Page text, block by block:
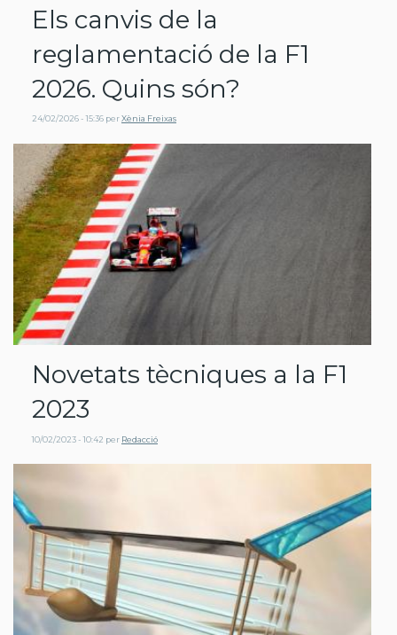
Els canvis de la
reglamentació de la F1
2026. Quins són?
24/02/2026 - 15:36 perXènia Freixas
Novetats tècniques a la F1
2023
10/02/2023 - 10:42 per Redacció